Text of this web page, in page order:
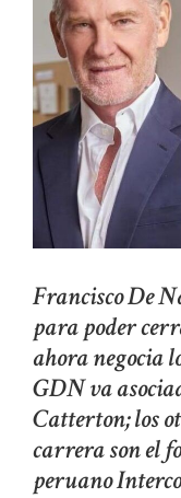
Francisco De
para poder
ahora negocia
GDN va
Catterton; los
carrera son el
peruano